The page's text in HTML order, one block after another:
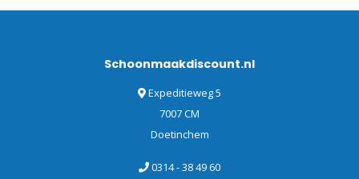
Schoonmaakdiscount.nl
Expeditieweg 5
7007 CM
Doetinchem
0314 - 38 49 60